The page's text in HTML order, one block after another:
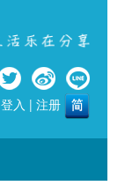
登入 | 注册